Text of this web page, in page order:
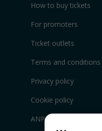
How to buy tickets
For promoters
Ticket outlets
Terms and conditions
Privacy policy
Cookie policy
ANPC